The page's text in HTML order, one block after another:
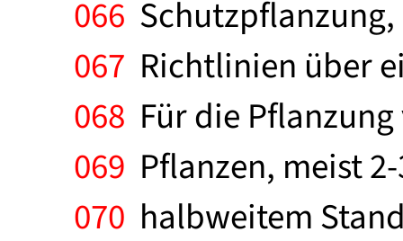
066
067 Richtlinien über
068 Für die
069 Pflanzen, meist
070 halbweitem